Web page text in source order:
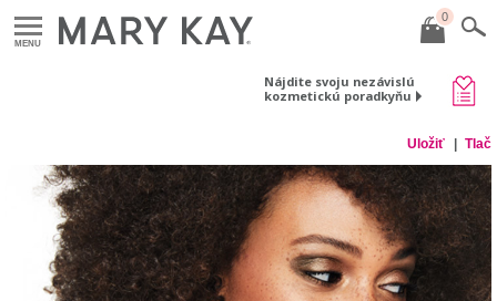
MENU
0
Nájdite svoju nezávislú
kozmetickú poradkyňu
Uložiť Tlač